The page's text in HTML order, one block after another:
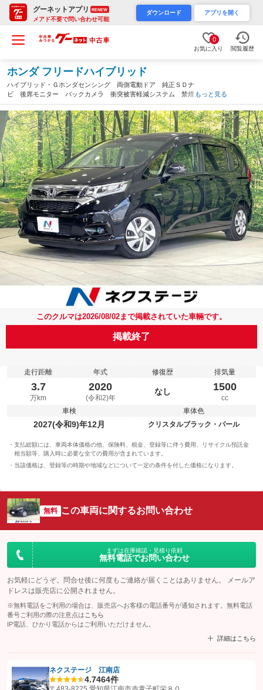
グーネットアプリ RENEW
メアド不要で問い合わせ可能
ダウンロード アプリを開く
0
お気に入り 閲覧履歴
ホンダ フリードハイブリッド
ハイブリッド・Ｇホンダセンシング 両側電動ドア 純正ＳＤナ
ビ 後席モニター バックカメラ 衝突被害軽減システム 禁煙
車 コーナーセンサー スマートキー ＨＩＤヘッド ビルトイン
ＥＴＣ 車線逸脱警報 オートライト オートエアコン（愛知県）
もっと見る
このクルマは2026/08/02まで掲載されていた車輛です。
掲載終了
走行距離
3.7
万km
年式
2020
(令和2)年
修復歴
なし
排気量
1500
cc
車検
2027(令和9)年12月
車体色
クリスタルブラック・パール
支払総額には、車両本体価格の他、保険料、税金、登録等に伴う費用、リサイクル預託金
相当額等、購入時に必要な全ての費用が含まれています。
当該価格は、登録等の時期や地域などについて一定の条件を付した価格になります。
無料 この車両に関するお問い合わせ
まずは在庫確認・見積り依頼
無料電話でお問い合わせ
お気軽にどうぞ。問合せ後に何度もご連絡が届くことはありません。 メールア
ドレスは販売店に公開されません。
※無料電話をご利用の場合は、販売店へお客様の電話番号が通知されます。無料電話
番号ご利用の際の注意点は こちら
IP電話、ひかり電話からはご利用いただけません。
詳細はこちら
【STEP1】認証画面でグーネットを友だち追加してから「許可する」ボタンを押
ネクステージ 江南店
4.7464件